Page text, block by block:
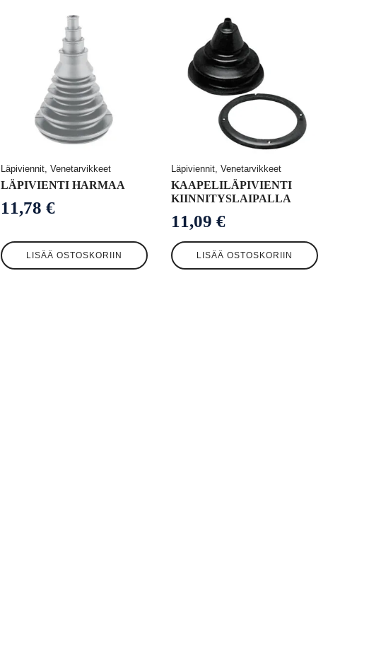
Läpiviennit, Venetarvikkeet
LÄPIVIENTI HARMAA
11,78 €
LISÄÄ OSTOSKORIIN
Läpiviennit, Venetarvikkeet
KAAPELILÄPIVIENTI
KIINNITYSLAIPALLA
11,09€
LISÄÄ OSTOSKORIIN